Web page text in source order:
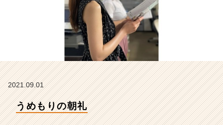
イ
ン】
|
ベ
ン
チ
企
2021.09.01
うめもりの朝礼